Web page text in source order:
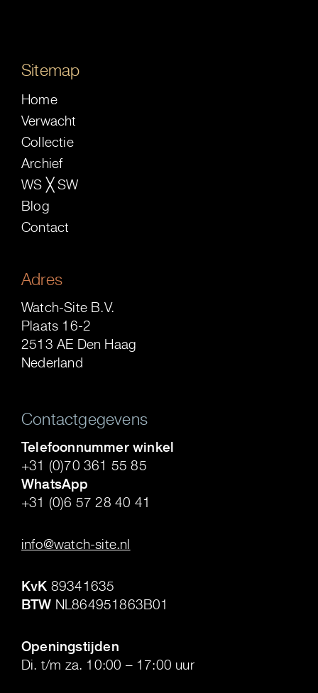
Sitemap
Home
Verwacht
Collectie
Archief
WS ╳ SW
Blog
Contact
Adres
Watch-Site B.V.
Plaats 16-2
2513 AE Den Haag
Nederland
Contactgegevens
Telefoonnummer winkel
+31 (0)70 361 55 85
WhatsApp
+31 (0)6 57 28 40 41
info@watch-site.nl
KvK 89341635
BTW NL864951863B01
Openingstijden
Di. t/m za. 10:00 – 17:00 uur